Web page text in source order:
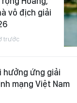
vô địch giải
trước
hưởng ứng giải
mạng Việt Nam